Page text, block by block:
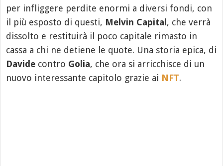
per infliggere perdite enormi a diversi fondi, con
il più esposto di questi, Melvin Capital , che verrà
dissolto e restituirà il poco capitale rimasto in
cassa a chi ne detiene le quote. Una storia epica, di
Davide contro Golia, che ora si arricchisce di un
nuovo interessante capitolo grazie ai NFT.